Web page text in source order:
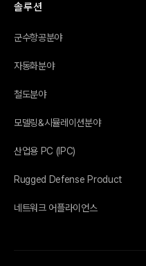
솔루션
군수항공분야
자동화분야
철도분야
모델링&시뮬레이션분야
산업용 PC (IPC)
Rugged Defense Product
네트워크 어플라이언스